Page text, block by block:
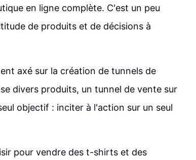
en ligne complète. C'est un peu
de produits et de décisions à
axé sur la création de tunnels de
divers produits, un tunnel de vente sur
objectif : inciter à l'action sur un seul
pour vendre des t-shirts et des